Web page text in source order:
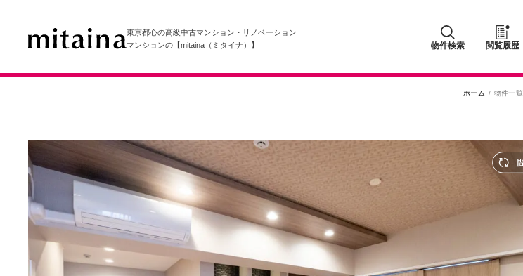
東京都心の高級中古マンション・リノベーション
マンションの【mitaina（ミタイナ）】
物件検索 閲覧履歴
ホーム 物件一覧